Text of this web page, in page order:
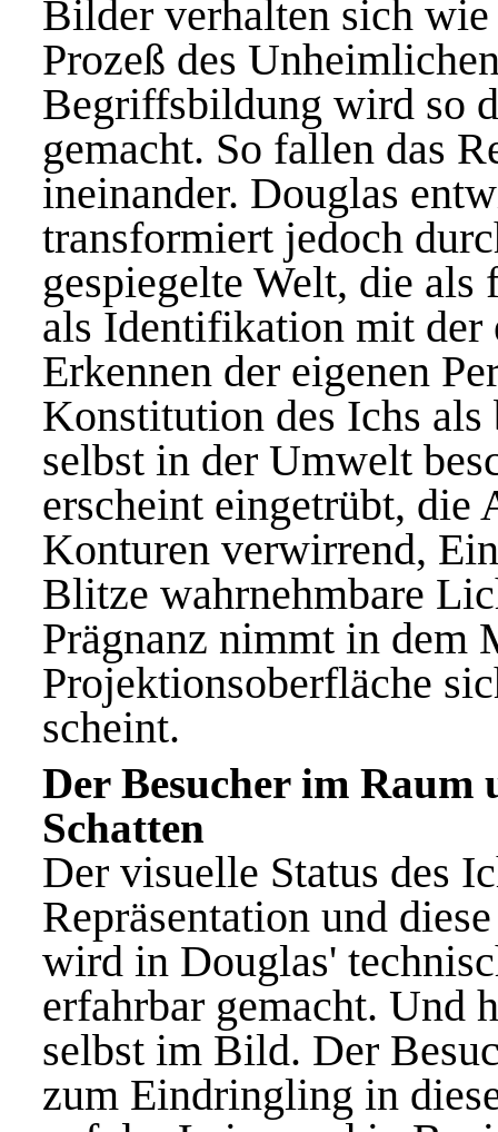
Bilder verhalten sich wie
Prozeß des
Begriffsbildung wird so
gemacht. So fallen das
ineinander. Douglas
transformiert jedoch
gespiegelte Welt, die
als Identifikation mit der
Erkennen der eigenen
Konstitution des Ichs als
selbst in der Umwelt
erscheint eingetrübt, die
Konturen verwirrend,
Blitze wahrnehmbare
Prägnanz nimmt in dem
Projektionsoberfläche
scheint.
Der Besucher im Raum
Schatten
Der visuelle Status des
Repräsentation und
wird in Douglas'
erfahrbar gemacht. Und
selbst im Bild. Der
zum Eindringling in